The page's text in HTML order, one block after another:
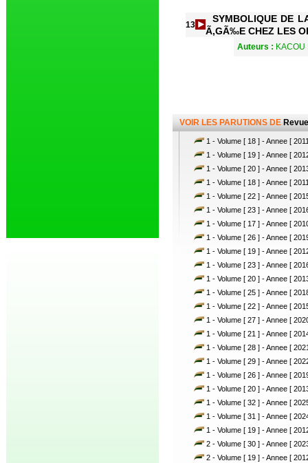
13
SYMBOLIQUE DE
Ã‚GÃ‰E CHEZ LES
Auteurs : KACOU
VOIR LES PARUTIONS DE
1 - Volume [ 18 ] - Annee [
1 - Volume [ 19 ] - Annee [
1 - Volume [ 20 ] - Annee [
1 - Volume [ 18 ] - Annee [
1 - Volume [ 22 ] - Annee [
1 - Volume [ 23 ] - Annee [
1 - Volume [ 17 ] - Annee [
1 - Volume [ 26 ] - Annee [
1 - Volume [ 19 ] - Annee [
1 - Volume [ 23 ] - Annee [
1 - Volume [ 20 ] - Annee [
1 - Volume [ 25 ] - Annee [
1 - Volume [ 22 ] - Annee [
1 - Volume [ 27 ] - Annee [
1 - Volume [ 21 ] - Annee [
1 - Volume [ 28 ] - Annee [
1 - Volume [ 29 ] - Annee [
1 - Volume [ 26 ] - Annee [
1 - Volume [ 20 ] - Annee [
1 - Volume [ 32 ] - Annee [
1 - Volume [ 31 ] - Annee [
1 - Volume [ 19 ] - Annee [
2 - Volume [ 30 ] - Annee [
2 - Volume [ 19 ] - Annee [